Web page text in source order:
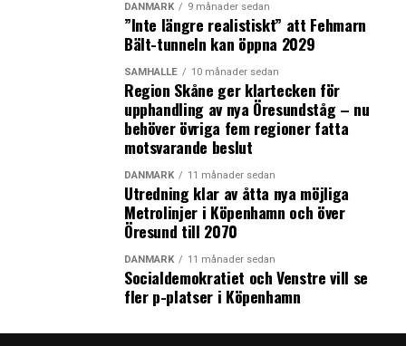
DANMARK 9 månader sedan
”Inte längre realistiskt” att Fehmarn
Bält-tunneln kan öppna 2029
SAMHÄLLE 10 månader sedan
Region Skåne ger klartecken för
upphandling av nya Öresundståg – nu
behöver övriga fem regioner fatta
motsvarande beslut
DANMARK 11 månader sedan
Utredning klar av åtta nya möjliga
Metrolinjer i Köpenhamn och över
Öresund till 2070
DANMARK 11 månader sedan
Socialdemokratiet och Venstre vill se
fler p-platser i Köpenhamn